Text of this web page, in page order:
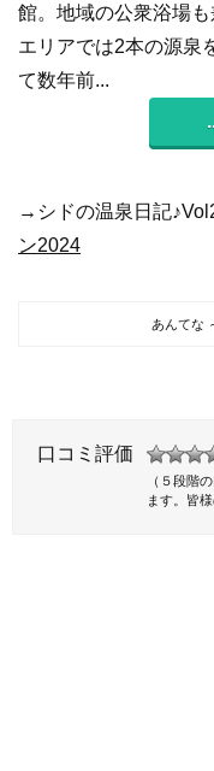
館。地域の公衆浴場
エリアでは2本の源泉
て数年前...
→シドの温泉日記
ン2024
あんてな
口コミ評価
（５段階
ます。皆